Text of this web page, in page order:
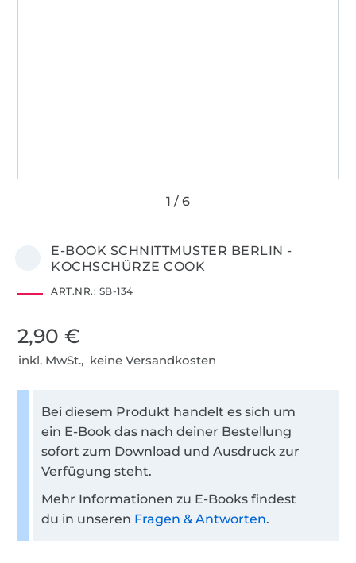
E-BOOK SCHNITTMUSTER BERLIN -
KOCHSCHÜRZE COOK
ART.NR.: SB-134
2,90 €
inkl. MwSt., keine Versandkosten
Bei diesem Produkt handelt es sich um
ein E-Book das nach deiner Bestellung
sofort zum Download und Ausdruck zur
Verfügung steht.
Mehr Informationen zu E-Books findest
du in unseren Fragen & Antworten.